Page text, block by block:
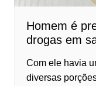
Homem é
drogas em
Com ele havia
diversas